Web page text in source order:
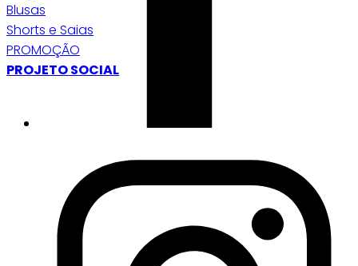
Blusas
Shorts e Saias
PROMOÇÃO
PROJETO SOCIAL